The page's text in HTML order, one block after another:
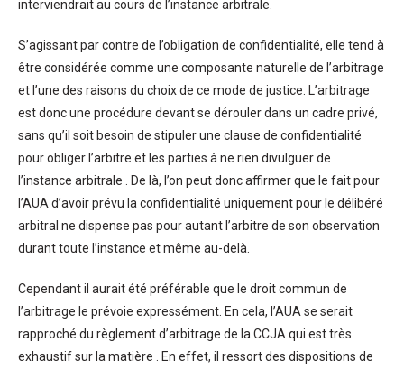
interviendrait au cours de l’instance arbitrale.
S’agissant par contre de l’obligation de confidentialité, elle tend à
être considérée comme une composante naturelle de l’arbitrage
et l’une des raisons du choix de ce mode de justice. L’arbitrage
est donc une procédure devant se dérouler dans un cadre privé,
sans qu’il soit besoin de stipuler une clause de confidentialité
pour obliger l’arbitre et les parties à ne rien divulguer de
l’instance arbitrale . De là, l’on peut donc affirmer que le fait pour
l’AUA d’avoir prévu la confidentialité uniquement pour le délibéré
arbitral ne dispense pas pour autant l’arbitre de son observation
durant toute l’instance et même au-delà.
Cependant il aurait été préférable que le droit commun de
l’arbitrage le prévoie expressément. En cela, l’AUA se serait
rapproché du règlement d’arbitrage de la CCJA qui est très
exhaustif sur la matière . En effet, il ressort des dispositions de